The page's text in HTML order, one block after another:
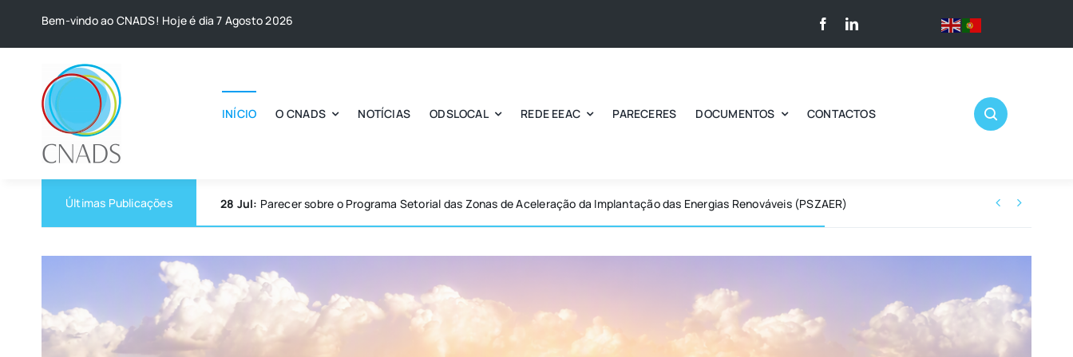
Bem-vindo ao CNADS! Hoje é dia 7 Agosto 2026
INÍCIO O CNADS NOTÍCIAS ODSLOCAL REDE EEAC PARECERES DOCUMENTOS CONTACTOS
Últimas Publicações 28 Jul: Parecer sobre o Programa Setorial das Zonas de Aceleração da Implantação das Energias Renováveis (PSZAER)  